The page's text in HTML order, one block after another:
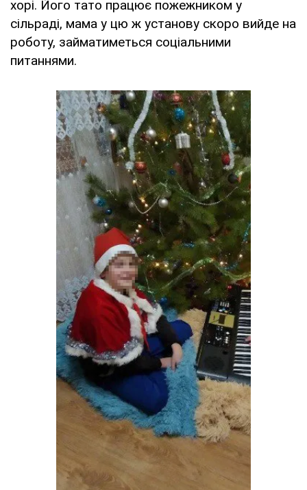
хорі. Його тато працює пожежником у
сільраді, мама у цю ж установу скоро вийде на
роботу, займатиметься соціальними
питаннями.